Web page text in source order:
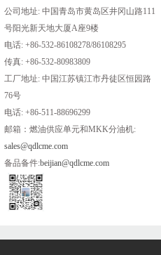
公司地址: 中国青岛市黄岛区井冈山路111
号阳光新天地大厦A座9楼
电话: +86-532-86108278/86108295
传真: +86-532-80983809
工厂地址: 中国江苏镇江市丹徒区恒园路
76号
电话: +86-511-88696299
邮箱：燃油供应单元和MKK分油机:
sales@qdlcme.com
备品备件:beijian@qdlcme.com